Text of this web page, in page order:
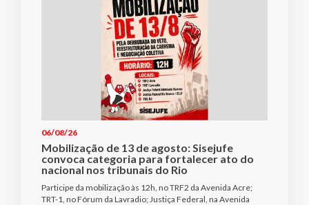
06/08/26
Mobilização de 13 de agosto: Sisejufe
convoca categoria para fortalecer ato do
nacional nos tribunais do Rio
Participe da mobilização às 12h, no TRF2 da Avenida Acre;
TRT-1, no Fórum da Lavradio; Justiça Federal, na Avenida